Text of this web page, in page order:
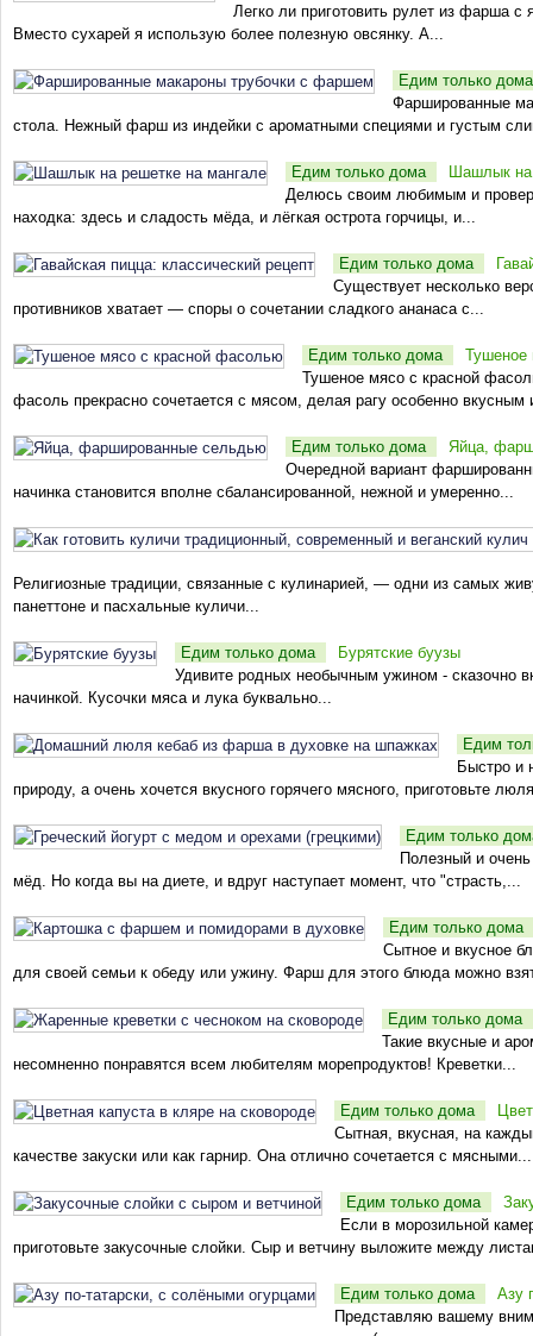
Легко ли приготовить рулет из фарша
Вместо сухарей я использую более полезную овсянку. А...
Едим только
Фаршированные
стола. Нежный фарш из индейки с ароматными специями и густым
Едим только дома
Шашлык на
Делюсь своим любимым и
находка: здесь и сладость мёда, и лёгкая острота горчицы, и...
Едим только дома
Существует несколько
противников хватает — споры о сочетании сладкого ананаса с...
Едим только дома
Тушеное
Тушеное мясо с красной
фасоль прекрасно сочетается с мясом, делая рагу особенно вкусным
Едим только дома
Яйца,
Очередной вариант
начинка становится вполне сбалансированной, нежной и умеренно...
Религиозные традиции, связанные с кулинарией, — одни из самых
панеттоне и пасхальные куличи...
Едим только дома
Бурятские буузы
Удивите родных необычным ужином - сказочно
начинкой. Кусочки мяса и лука буквально...
Едим
Быстро и
природу, а очень хочется вкусного горячего мясного, приготовьте
Едим только
Полезный и
мёд. Но когда вы на диете, и вдруг наступает момент, что "страсть,...
Едим только дома
Сытное и вкусное
для своей семьи к обеду или ужину. Фарш для этого блюда можно
Едим только дома
Такие вкусные и
несомненно понравятся всем любителям морепродуктов! Креветки...
Едим только дома
Сытная, вкусная, на
качестве закуски или как гарнир. Она отлично сочетается с мясными...
Едим только дома
Если в морозильной
приготовьте закусочные слойки. Сыр и ветчину выложите между
Едим только дома
Азу
Представляю вашему